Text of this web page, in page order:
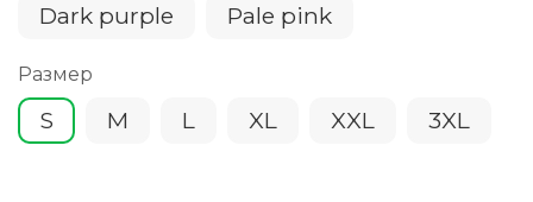
Dark purple Pale pink
Размер
S M L XL XXL 3XL